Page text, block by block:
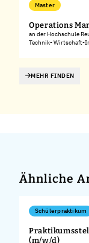
Master
Operations
an der Hochschule
Technik- Wirtschaft-
MEHR FINDEN
Ähnliche
Schülerpraktikum
(m/w/d)